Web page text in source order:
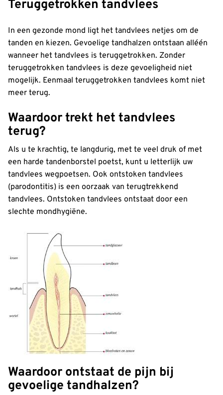
Teruggetrokken tandvlees
In een gezonde mond ligt het tandvlees netjes om de
tanden en kiezen. Gevoelige tandhalzen ontstaan alléén
wanneer het tandvlees is teruggetrokken. Zonder
teruggetrokken tandvlees is deze gevoeligheid niet
mogelijk. Eenmaal teruggetrokken tandvlees komt niet
meer terug.
Waardoor trekt het tandvlees
terug?
Als u te krachtig, te langdurig, met te veel druk of met
een harde tandenborstel poetst, kunt u letterlijk uw
tandvlees wegpoetsen. Ook ontstoken tandvlees
(parodontitis) is een oorzaak van terugtrekkend
tandvlees. Ontstoken tandvlees ontstaat door een
slechte mondhygiëne.
Waardoor ontstaat de pijn bij
gevoelige tandhalzen?